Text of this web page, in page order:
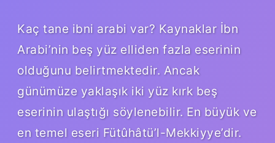
Kaç tane ibni arabi var? Kaynaklar İbn
Arabi’nin beş yüz elliden fazla eserinin
olduğunu belirtmektedir. Ancak
günümüze yaklaşık iki yüz kırk beş
eserinin ulaştığı söylenebilir. En büyük ve
en temel eseri Fütûhâtü’l-Mekkiyye’dir.